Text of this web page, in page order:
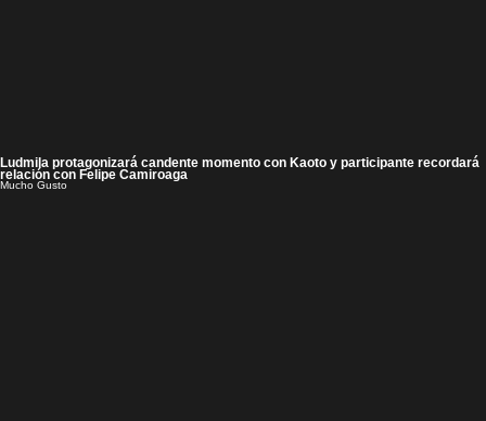
Ludmila protagonizará candente momento con Kaoto y participante recordará
relación con Felipe Camiroaga
Mucho Gusto